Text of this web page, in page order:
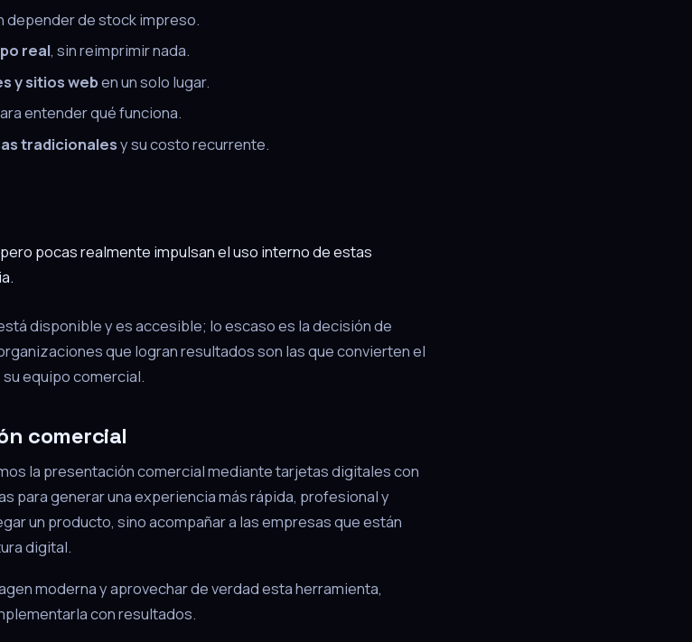
depender de stock impreso.
real, sin reimprimir nada.
y sitios weben un solo lugar.
entender qué funciona.
tradicionalesy su costo recurrente.
pocas realmente impulsan el uso interno de estas
disponible y es accesible; lo escaso es la decisión de
que logran resultados son las que convierten el
equipo comercial.
comercial
la presentación comercial mediante tarjetas digitales con
para generar una experiencia más rápida, profesional y
un producto, sino acompañar a las empresas que están
digital.
moderna y aprovechar de verdad esta herramienta,
con resultados.